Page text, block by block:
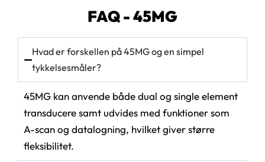
FAQ - 45MG
Hvad er forskellen på 45MG og en simpel
tykkelsesmåler?
45MG kan anvende både dual og single element
transducere samt udvides med funktioner som
A-scan og datalogning, hvilket giver større
fleksibilitet.